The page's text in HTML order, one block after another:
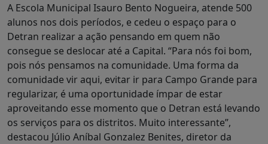
A Escola Municipal Isauro Bento Nogueira, atende 500
alunos nos dois períodos, e cedeu o espaço para o
Detran realizar a ação pensando em quem não
consegue se deslocar até a Capital. “Para nós foi bom,
pois nós pensamos na comunidade. Uma forma da
comunidade vir aqui, evitar ir para Campo Grande para
regularizar, é uma oportunidade ímpar de estar
aproveitando esse momento que o Detran está levando
os serviços para os distritos. Muito interessante”,
destacou Júlio Aníbal Gonzalez Benites, diretor da